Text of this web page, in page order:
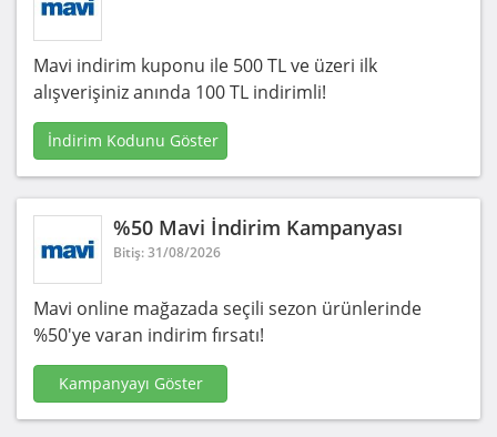
Mavi indirim kuponu ile 500 TL ve üzeri ilk
alışverişiniz anında 100 TL indirimli!
İndirim Kodunu Göster
%50 Mavi İndirim Kampanyası
Bitiş: 31/08/2026
Mavi online mağazada seçili sezon ürünlerinde
%50'ye varan indirim fırsatı!
Kampanyayı Göster